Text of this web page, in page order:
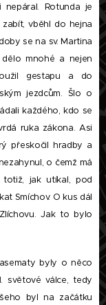
Rotunda je
vběhl do hejna
se na sv. Martina
mnohé a nejen
gestapu a do
jezdcům. Šlo o
každého, kdo se
ruka zákona. Asi
přeskočil hradby a
o čemž má
totiž, jak utíkal, pod
Smíchov. O kus dál
Jak to bylo
byly o něco
světové válce, tedy
byl na začátku